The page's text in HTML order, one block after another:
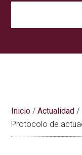
Inicio / Actualidad /
Protocolo de